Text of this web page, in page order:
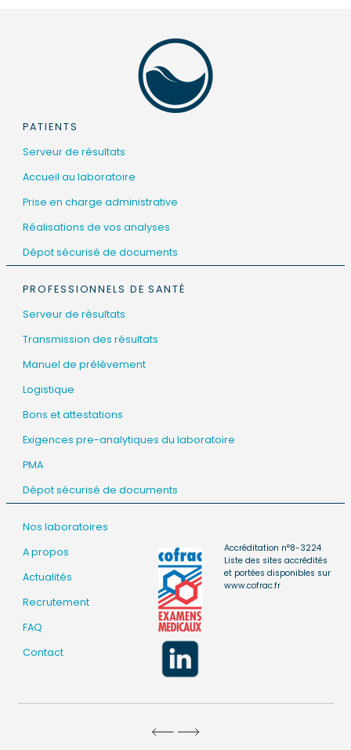
PATIENTS
Serveur de résultats
Accueil au laboratoire
Prise en charge administrative
Réalisations de vos analyses
Dépot sécurisé de documents
PROFESSIONNELS DE SANTÉ
Serveur de résultats
Transmission des résultats
Manuel de prélèvement
Logistique
Bons et attestations
Exigences pre-analytiques du laboratoire
PMA
Dépot sécurisé de documents
Nos laboratoires
A propos
Actualités
Recrutement
FAQ
Contact
Accréditation n°8-3224
Liste des sites accrédités
et portées disponibles sur
www.cofrac.fr